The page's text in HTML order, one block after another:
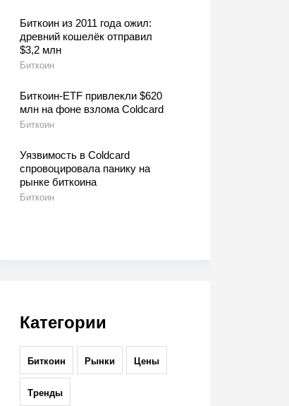
Биткоин из 2011 года ожил:
древний кошелёк отправил
$3,2 млн
Биткоин
Биткоин-ETF привлекли $620
млн на фоне взлома Coldcard
Биткоин
Уязвимость в Coldcard
спровоцировала панику на
рынке биткоина
Биткоин
Категории
Биткоин Рынки Цены
Тренды